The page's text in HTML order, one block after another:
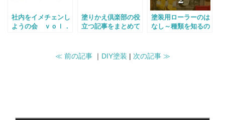
社内をイメチェンし
ようの会 ｖｏｌ．
塗りかえ倶楽部の役
立つ記事をまとめて
塗装用ローラーのは
なし～種類を知るの
≪ 前の記事｜ DIY塗装 | 次の記事 ≫